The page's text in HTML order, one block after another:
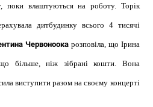
поки влаштуються на роботу. Торік
дитбудинку всього 4 тисячі
Червоноока розповіла, що Ірина
більше, ніж зібрані кошти. Вона
виступити разом на своєму концерті